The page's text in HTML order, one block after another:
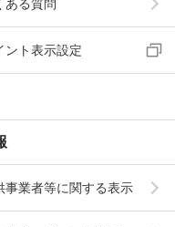
ある質問
ント表示設定
事業者等に関する表示